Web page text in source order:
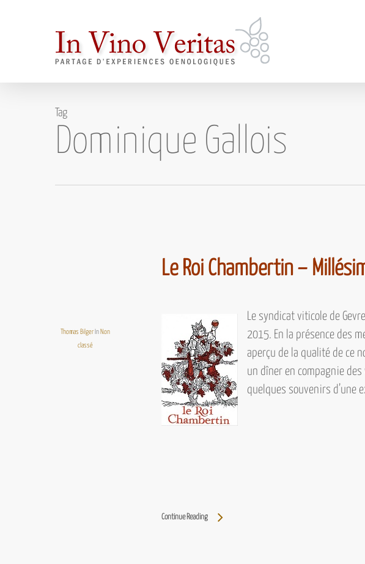
Tag
Dominique Gallois
Thomas Bilger In Non
classé
Le Roi Chambertin –
Le syndicat viticole de
2015. En la présence des
aperçu de la qualité de ce
un dîner en compagnie
quelques souvenirs d’une
Continue Reading